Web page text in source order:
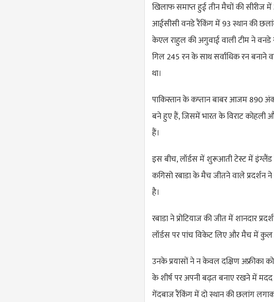
खिलाफ समाप्त हुई तीन मैचों की सीरीज
आईसीसी वनडे रैंकिंग में 93 स्थान की
केएल राहुल की अगुवाई वाली टीम ने वनडे
गिल 245 रन के साथ सर्वाधिक रन
था।
पाकिस्तान के कप्तान बाबर आजम 890
बने हुए हैं, जिसमें भारत के विराट कोहली
हैं।
इस बीच, लॉर्डस में शुरूआती टेस्ट में
कगिसो रबाडा के मैच जीतने वाले प्रदर्शन
है।
रबाडा ने प्रोटियाज की जीत में शानदार
लॉर्डस पर पांच विकेट लिए और मैच में
उनके प्रयासों ने न केवल दक्षिण अफ्रीका
के शीर्ष पर अपनी बढ़त बनाए रखने में मदद
गेंदबाज रैंकिंग में दो स्थान की छलांग